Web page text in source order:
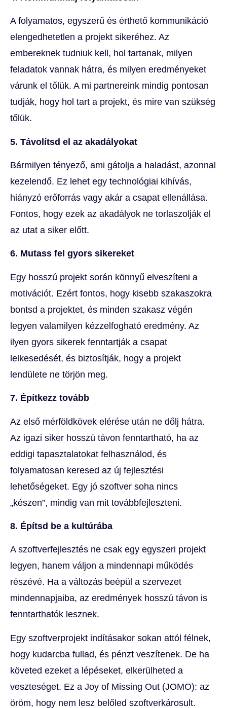
A folyamatos, egyszerű és érthető kommunikáció
elengedhetetlen a projekt sikeréhez. Az
embereknek tudniuk kell, hol tartanak, milyen
feladatok vannak hátra, és milyen eredményeket
várunk el tőlük. A mi partnereink mindig pontosan
tudják, hogy hol tart a projekt, és mire van szükség
tőlük.
5. Távolítsd el az akadályokat
Bármilyen tényező, ami gátolja a haladást, azonnal
kezelendő. Ez lehet egy technológiai kihívás,
hiányzó erőforrás vagy akár a csapat ellenállása.
Fontos, hogy ezek az akadályok ne torlaszolják el
az utat a siker előtt.
6. Mutass fel gyors sikereket
Egy hosszú projekt során könnyű elveszíteni a
motivációt. Ezért fontos, hogy kisebb szakaszokra
bontsd a projektet, és minden szakasz végén
legyen valamilyen kézzelfogható eredmény. Az
ilyen gyors sikerek fenntartják a csapat
lelkesedését, és biztosítják, hogy a projekt
lendülete ne törjön meg.
7. Építkezz tovább
Az első mérföldkövek elérése után ne dőlj hátra.
Az igazi siker hosszú távon fenntartható, ha az
eddigi tapasztalatokat felhasználod, és
folyamatosan keresed az új fejlesztési
lehetőségeket. Egy jó szoftver soha nincs
„készen”, mindig van mit továbbfejleszteni.
8. Építsd be a kultúrába
A szoftverfejlesztés ne csak egy egyszeri projekt
legyen, hanem váljon a mindennapi működés
részévé. Ha a változás beépül a szervezet
mindennapjaiba, az eredmények hosszú távon is
fenntarthatók lesznek.
Egy szoftverprojekt indításakor sokan attól félnek,
hogy kudarcba fullad, és pénzt veszítenek. De ha
követed ezeket a lépéseket, elkerülheted a
veszteséget. Ez a Joy of Missing Out (JOMO): az
öröm, hogy nem lesz belőled szoftverkárosult.